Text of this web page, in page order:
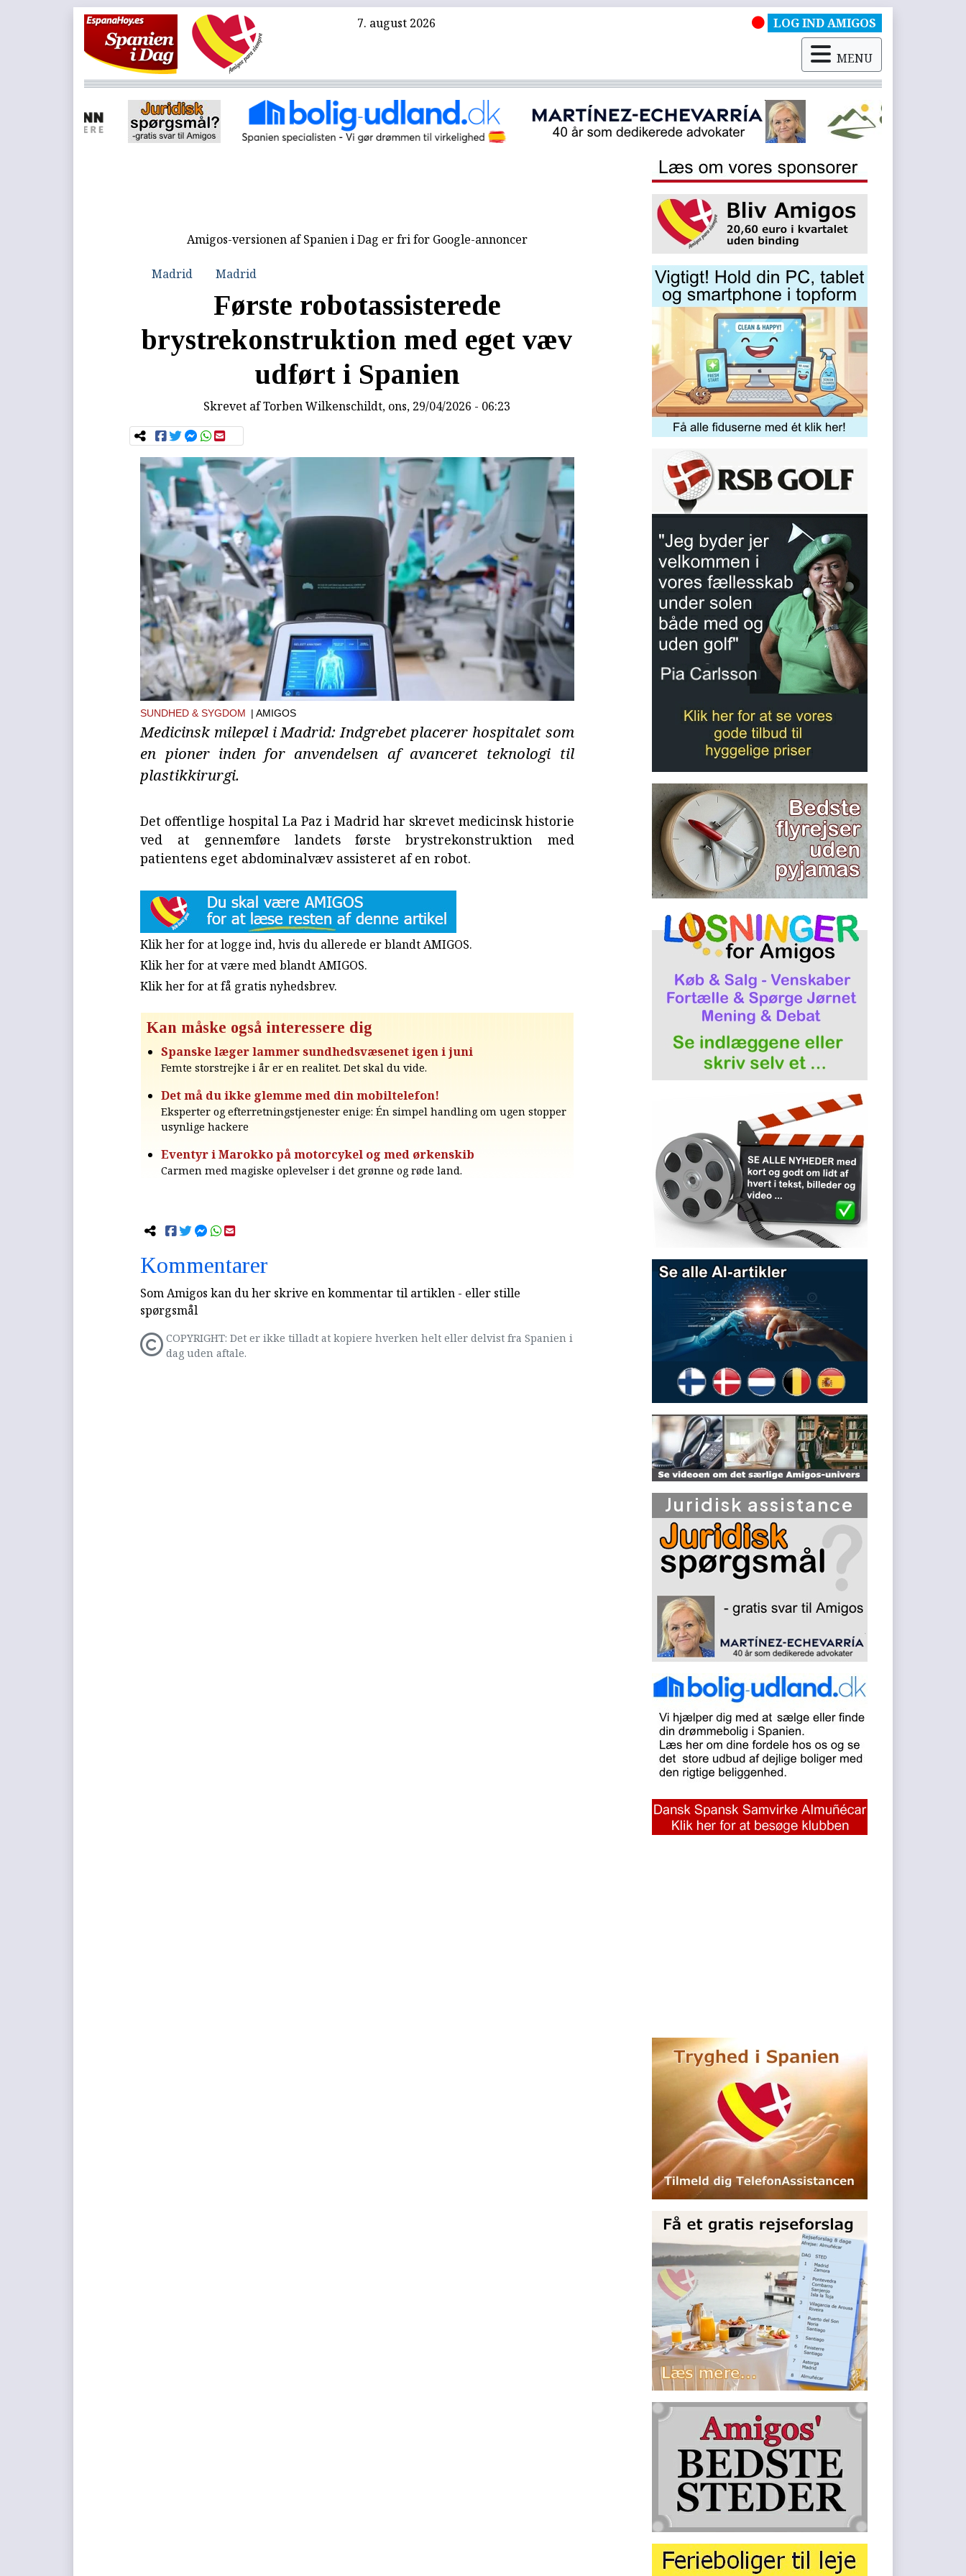
7. august 2026 LOG IND AMIGOS
MENU
Amigos-versionen af Spanien i Dag er fri for Google-annoncer
Madrid Madrid
Første robotassisterede
brystrekonstruktion med eget væv
udført i Spanien
Skrevet afTorben Wilkenschildt, ons, 29/04/2026 - 06:23
SUNDHED & SYGDOM | AMIGOS
Medicinsk milepæl i Madrid: Indgrebet placerer hospitalet som
en pioner inden for anvendelsen af avanceret teknologi til
plastikkirurgi.
Det offentlige hospital La Paz i Madrid har skrevet medicinsk historie
ved at gennemføre landets første brystrekonstruktion med
patientens eget abdominalvæv assisteret af en robot.
Klik her for at logge ind, hvis du allerede er blandt AMIGOS.
Klik her for at være med blandt AMIGOS.
Klik her for at få gratis nyhedsbrev.
Kan måske også interessere dig
Spanske læger lammer sundhedsvæsenet igen i juni
Femte storstrejke i år er en realitet. Det skal du vide.
Det må du ikke glemme med din mobiltelefon!
Eksperter og efterretningstjenester enige: Én simpel handling om ugen stopper
usynlige hackere
Eventyr i Marokko på motorcykel og med ørkenskib
Carmen med magiske oplevelser i det grønne og røde land.
Kommentarer
Som Amigos kan du her skrive en kommentar til artiklen - eller stille
spørgsmål
COPYRIGHT: Det er ikke tilladt at kopiere hverken helt eller delvist fra Spanien i
dag uden aftale.